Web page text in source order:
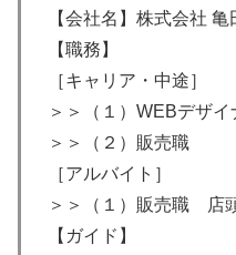
【会社名】株式会社
【職務】
［キャリア・中途］
＞＞（１）WEBデザイ
＞＞（２）販売職
［アルバイト］
＞＞（１）販売職 店
【ガイド】